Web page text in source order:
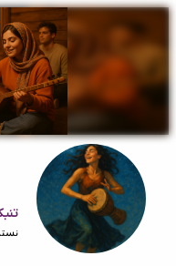
تنبک
نسترن